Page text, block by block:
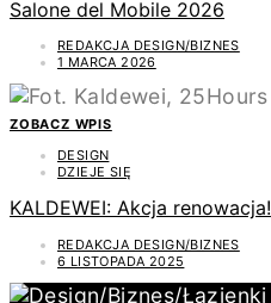
Salone del Mobile 2026
REDAKCJA DESIGN/BIZNES
1 MARCA 2026
ZOBACZ WPIS
DESIGN
DZIEJE SIĘ
KALDEWEI: Akcja renowacja!
REDAKCJA DESIGN/BIZNES
6 LISTOPADA 2025